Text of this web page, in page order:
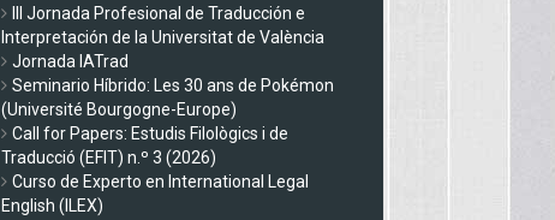
III Jornada Profesional de Traducción e
Interpretación de la Universitat de València
Jornada IATrad
Seminario Híbrido: Les 30 ans de Pokémon
(Université Bourgogne-Europe)
Call for Papers: Estudis Filològics i de
Traducció (EFIT) n.º 3 (2026)
Curso de Experto en International Legal
English (ILEX)